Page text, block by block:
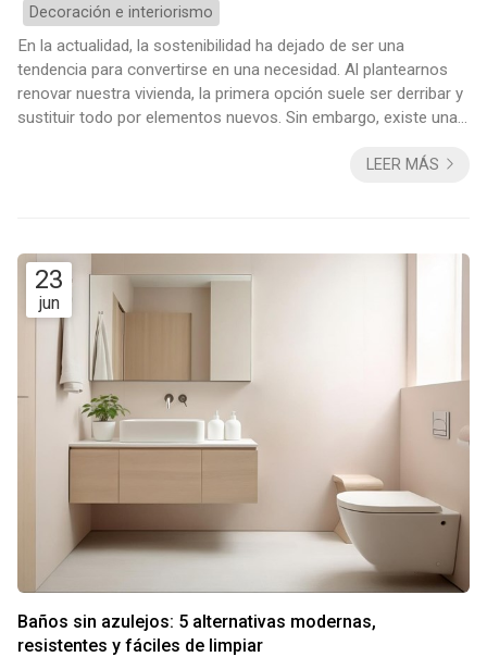
Decoración e interiorismo
En la actualidad, la sostenibilidad ha dejado de ser una
tendencia para convertirse en una necesidad. Al plantearnos
renovar nuestra vivienda, la primera opción suele ser derribar y
sustituir todo por elementos nuevos. Sin embargo, existe una
medio ambiente: la economía circular aplicada al hogar. En
LEER MÁS
23
jun
Baños sin azulejos: 5 alternativas modernas,
resistentes y fáciles de limpiar